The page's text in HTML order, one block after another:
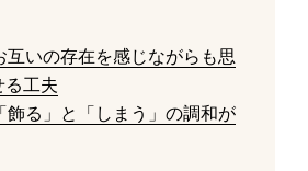
互いの存在を感じながらも思
る工夫
飾る」と「しまう」の調和が